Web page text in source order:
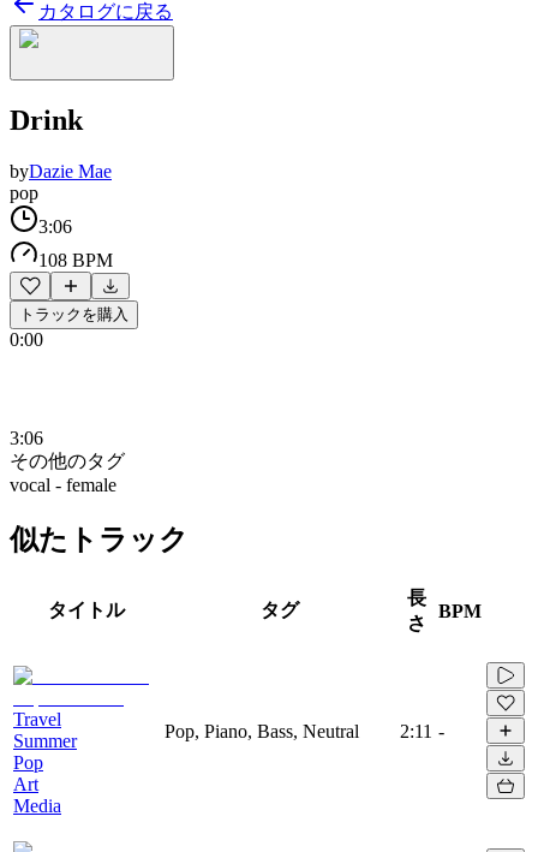
カタログに戻る
Drink
byDazie Mae
pop
3:06
108 BPM
トラックを購入
0:00
3:06
その他のタグ
vocal - female
似たトラック
タイトル タグ
長
さ
BPM
Travel
Summer
Pop
Art
Media
Pop, Piano, Bass, Neutral 2:11 -